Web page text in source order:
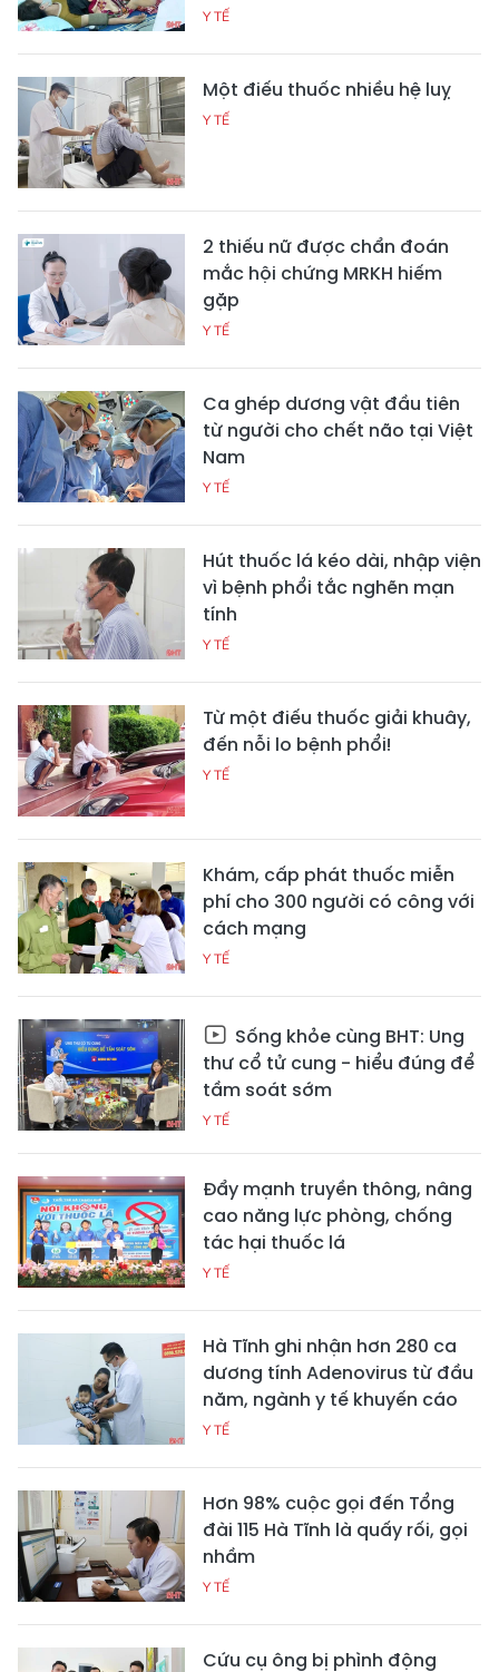
Y TẾ
Một điếu thuốc nhiều hệ luỵ
Y TẾ
2 thiếu nữ được chẩn đoán
mắc hội chứng MRKH hiếm
gặp
Y TẾ
Ca ghép dương vật đầu tiên
từ người cho chết não tại Việt
Nam
Y TẾ
Hút thuốc lá kéo dài, nhập viện
vì bệnh phổi tắc nghẽn mạn
tính
Y TẾ
Từ một điếu thuốc giải khuây,
đến nỗi lo bệnh phổi!
Y TẾ
Khám, cấp phát thuốc miễn
phí cho 300 người có công với
cách mạng
Y TẾ
Sống khỏe cùng BHT: Ung
thư cổ tử cung - hiểu đúng để
tầm soát sớm
Y TẾ
Đẩy mạnh truyền thông, nâng
cao năng lực phòng, chống
tác hại thuốc lá
Y TẾ
Hà Tĩnh ghi nhận hơn 280 ca
dương tính Adenovirus từ đầu
năm, ngành y tế khuyến cáo
Y TẾ
Hơn 98% cuộc gọi đến Tổng
đài 115 Hà Tĩnh là quấy rối, gọi
nhầm
Y TẾ
Cứu cụ ông bị phình động